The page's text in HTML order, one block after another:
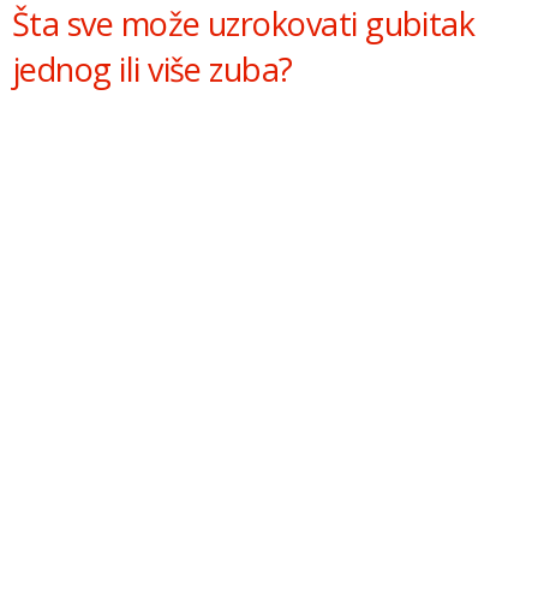
Šta sve može uzrokovati gubitak
jednog ili više zuba?